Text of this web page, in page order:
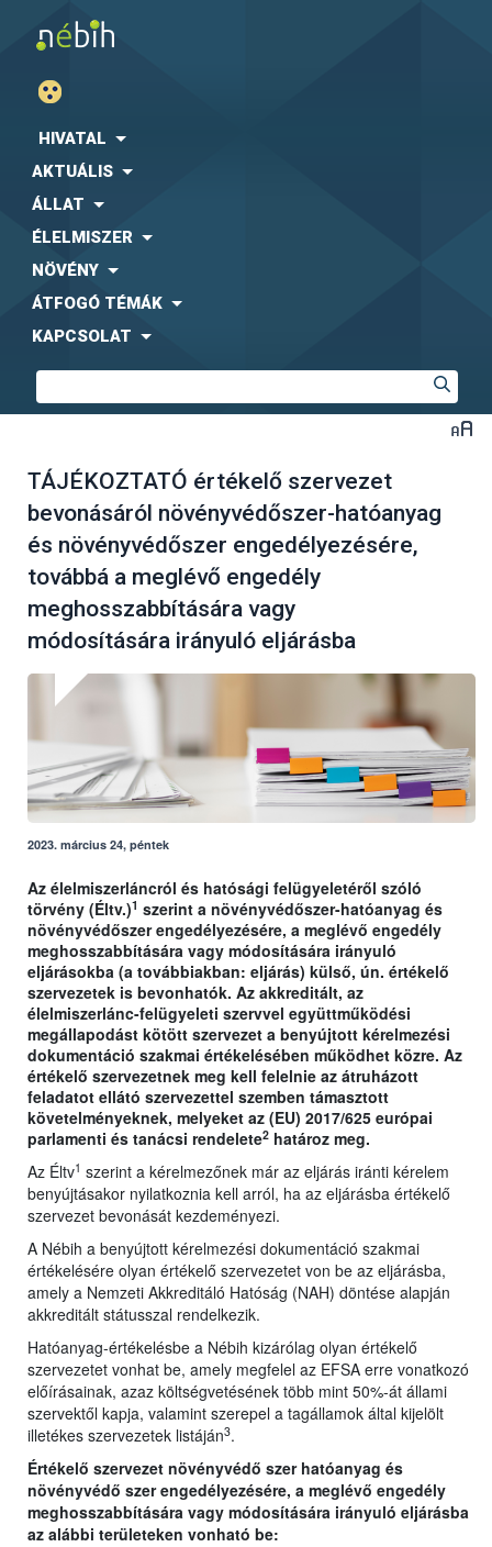
HIVATAL
AKTUÁLIS
ÁLLAT
ÉLELMISZER
NÖVÉNY
ÁTFOGÓ TÉMÁK
KAPCSOLAT
TÁJÉKOZTATÓ értékelő szervezet
bevonásáról növényvédőszer-hatóanyag
és növényvédőszer engedélyezésére,
továbbá a meglévő engedély
meghosszabbítására vagy
módosítására irányuló eljárásba
2023. március 24, péntek
Az élelmiszerláncról és hatósági felügyeletéről szóló
törvény (Éltv.)1 szerint a növényvédőszer-hatóanyag és
növényvédőszer engedélyezésére, a meglévő engedély
meghosszabbítására vagy módosítására irányuló
eljárásokba (a továbbiakban: eljárás) külső, ún. értékelő
szervezetek is bevonhatók. Az akkreditált, az
élelmiszerlánc-felügyeleti szervvel együttműködési
megállapodást kötött szervezet a benyújtott kérelmezési
dokumentáció szakmai értékelésében működhet közre. Az
értékelő szervezetnek meg kell felelnie az átruházott
feladatot ellátó szervezettel szemben támasztott
követelményeknek, melyeket az (EU) 2017/625 európai
parlamenti és tanácsi rendelete2 határoz meg.
Az Éltv1 szerint a kérelmezőnek már az eljárás iránti kérelem
benyújtásakor nyilatkoznia kell arról, ha az eljárásba értékelő
szervezet bevonását kezdeményezi.
A Nébih a benyújtott kérelmezési dokumentáció szakmai
értékelésére olyan értékelő szervezetet von be az eljárásba,
amely a Nemzeti Akkreditáló Hatóság (NAH) döntése alapján
akkreditált státusszal rendelkezik.
Hatóanyag-értékelésbe a Nébih kizárólag olyan értékelő
szervezetet vonhat be, amely megfelel az EFSA erre vonatkozó
előírásainak, azaz költségvetésének több mint 50%-át állami
szervektől kapja, valamint szerepel a tagállamok által kijelölt
illetékes szervezetek listáján3.
Értékelő szervezet növényvédő szer hatóanyag és
növényvédő szer engedélyezésére, a meglévő engedély
meghosszabbítására vagy módosítására irányuló eljárásba
az alábbi területeken vonható be: